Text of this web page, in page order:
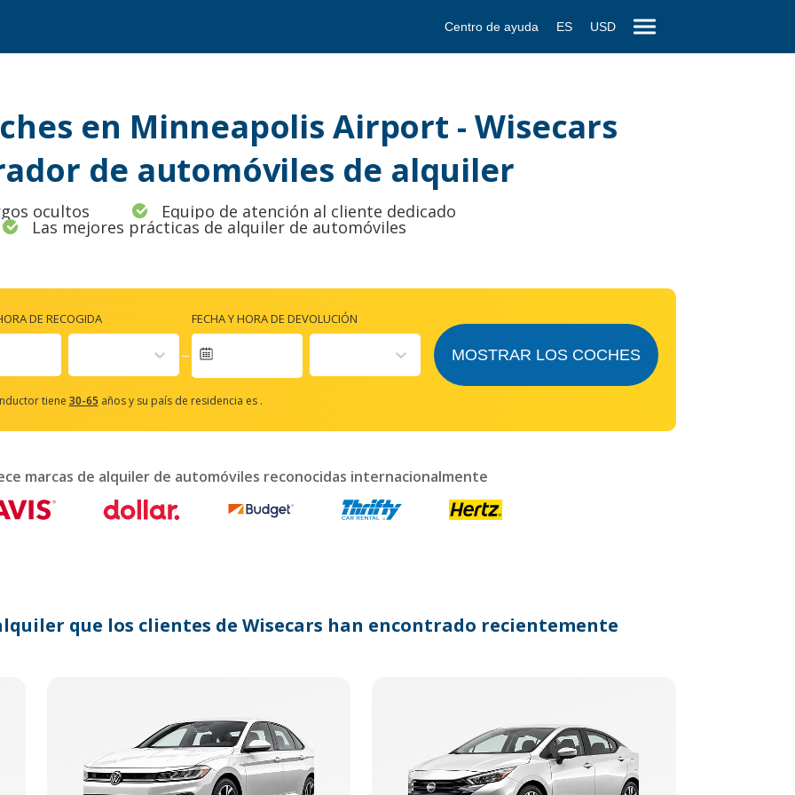
Centro de ayuda ES USD
en Minneapolis Airport - Wisecars
de automóviles de alquiler
ocultos Equipo de atención al cliente dedicado
Las mejores prácticas de alquiler de automóviles
DE RECOGIDA FECHA Y HORA DE DEVOLUCIÓN
tiene 30-65 años y su país de residencia es .
MOSTRAR LOS COCHES
marcas de alquiler de automóviles reconocidas internacionalmente
que los clientes de Wisecars han encontrado recientemente